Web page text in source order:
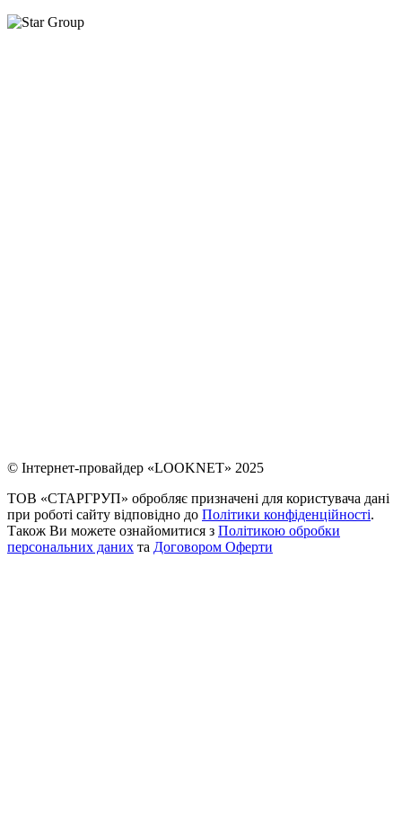
© Інтернет-провайдер «LOOKNET» 2025
ТОВ «СТАРГРУП» обробляє призначені для користувача дані
при роботі сайту відповідно до Політики конфіденційності.
Також Ви можете ознайомитися з Політикою обробки
персональних даних та Договором Оферти